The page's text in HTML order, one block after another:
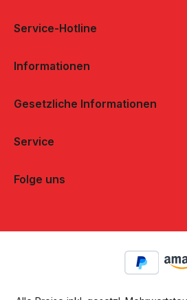
Service-Hotline
Informationen
Gesetzliche Informationen
Service
Folge uns